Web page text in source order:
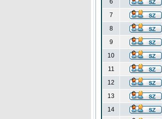
6
7
8
9
10
11
12
13
14